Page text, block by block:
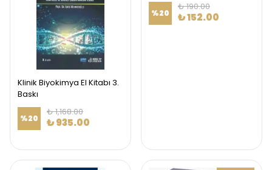
Klinik Biyokimya El Kitabı 3.
Baskı
%20
₺ 1,168.00
₺ 935.00
%20
₺ 190.00
₺ 152.00